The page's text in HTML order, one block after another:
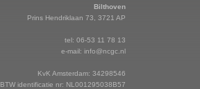
Bilthoven
Prins Hendriklaan 73, 3721 AP
tel: 06-53 11 78 13
e-mail: info@ncgc.nl
KvK Amsterdam: 34298546
BTW identificatie nr: NL001295038B57